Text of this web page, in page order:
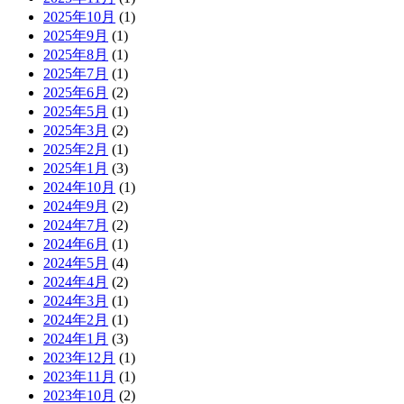
2025年10月 (1)
2025年9月 (1)
2025年8月 (1)
2025年7月 (1)
2025年6月 (2)
2025年5月 (1)
2025年3月 (2)
2025年2月 (1)
2025年1月 (3)
2024年10月 (1)
2024年9月 (2)
2024年7月 (2)
2024年6月 (1)
2024年5月 (4)
2024年4月 (2)
2024年3月 (1)
2024年2月 (1)
2024年1月 (3)
2023年12月 (1)
2023年11月 (1)
2023年10月 (2)